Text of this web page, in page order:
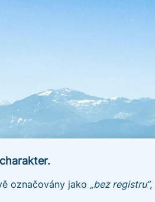
označovány jako „bez registru“,